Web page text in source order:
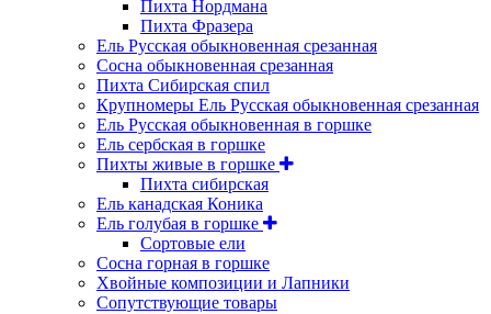
Пихта Нордмана
Пихта Фразера
Ель Русская обыкновенная срезанная
Сосна обыкновенная срезанная
Пихта Сибирская спил
Крупномеры Ель Русская обыкновенная срезанная
Ель Русская обыкновенная в горшке
Ель сербская в горшке
Пихты живые в горшке
Пихта сибирская
Ель канадская Коника
Ель голубая в горшке
Сортовые ели
Сосна горная в горшке
Хвойные композиции и Лапники
Сопутствующие товары